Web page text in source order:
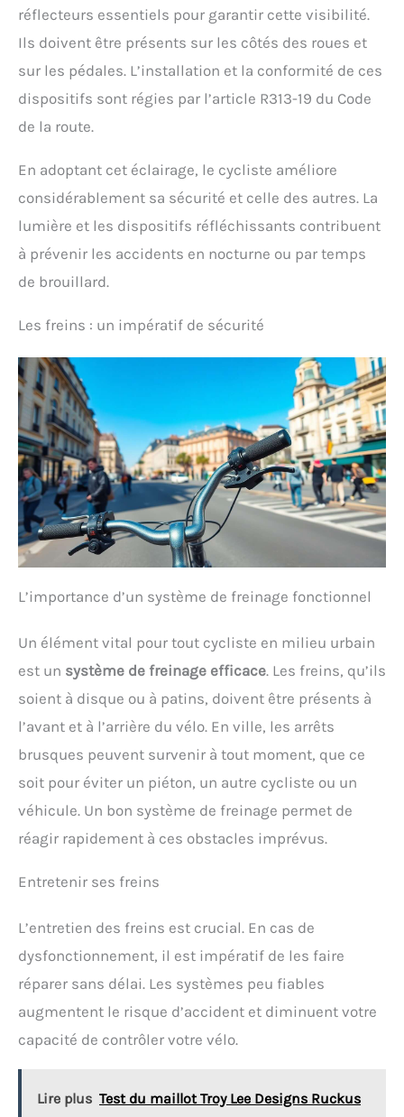
réflecteurs essentiels pour garantir cette visibilité.
Ils doivent être présents sur les côtés des roues et
sur les pédales. L’installation et la conformité de ces
dispositifs sont régies par l’article R313-19 du Code
de la route.
En adoptant cet éclairage, le cycliste améliore
considérablement sa sécurité et celle des autres. La
lumière et les dispositifs réfléchissants contribuent
à prévenir les accidents en nocturne ou par temps
de brouillard.
Les freins : un impératif de sécurité
L’importance d’un système de freinage fonctionnel
Un élément vital pour tout cycliste en milieu urbain
est un système de freinage efficace. Les freins, qu’ils
soient à disque ou à patins, doivent être présents à
l’avant et à l’arrière du vélo. En ville, les arrêts
brusques peuvent survenir à tout moment, que ce
soit pour éviter un piéton, un autre cycliste ou un
véhicule. Un bon système de freinage permet de
réagir rapidement à ces obstacles imprévus.
Entretenir ses freins
L’entretien des freins est crucial. En cas de
dysfonctionnement, il est impératif de les faire
réparer sans délai. Les systèmes peu fiables
augmentent le risque d’accident et diminuent votre
capacité de contrôler votre vélo.
Lire plus Test du maillot Troy Lee Designs Ruckus